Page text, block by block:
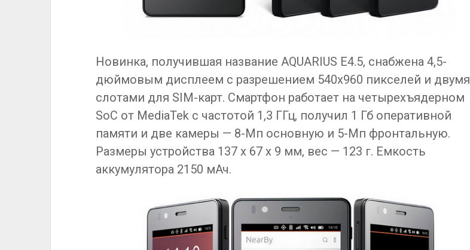
Новинка, получившая название AQUARIUS E4.5, снабжена 4,5-
дюймовым дисплеем с разрешением 540х960 пикселей и двумя
слотами для SIM-карт. Смартфон работает на четырехъядерном
SoC от MediaTek с частотой 1,3 ГГц, получил 1 Гб оперативной
памяти и две камеры — 8-Мп основную и 5-Мп фронтальную.
Размеры устройства 137 x 67 x 9 мм, вес — 123 г. Емкость
аккумулятора 2150 мАч.